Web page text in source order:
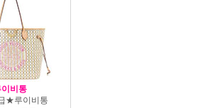
비통
★루이비통